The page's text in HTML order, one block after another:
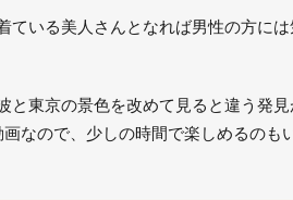
ている美人さんとなれば男性の方に
と東京の景色を改めて見ると違う発見
なので、少しの時間で楽しめるのも